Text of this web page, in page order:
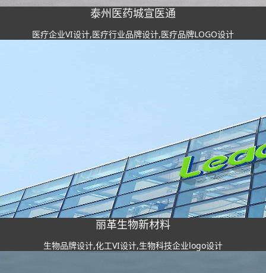
泰州医药城宣医通
医疗企业VI设计,医疗行业品牌设计,医疗品牌LOGO设计
丽革生物新材料
生物品牌设计,化工VI设计,生物科技企业logo设计